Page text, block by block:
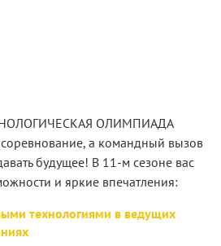
ОЛИМПИАДА
а командный вызов
будущее! В 11-м сезоне вас
и яркие впечатления:
технологиями в ведущих